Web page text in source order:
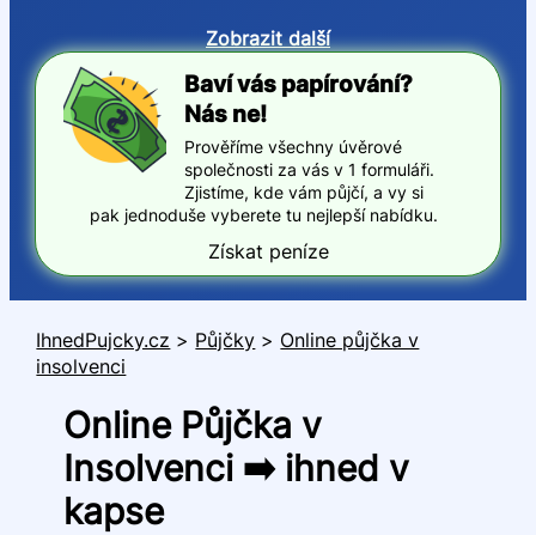
Zobrazit další
Baví vás papírování?
Nás ne!
Prověříme všechny úvěrové
společnosti za vás v 1 formuláři.
Zjistíme, kde vám půjčí, a vy si
pak jednoduše vyberete tu nejlepší nabídku.
Získat peníze
IhnedPujcky.cz > Půjčky > Online půjčka v
insolvenci
Online Půjčka v
Insolvenci ➡️ ihned v
kapse